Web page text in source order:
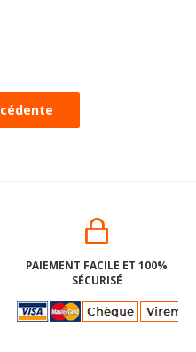
PAIEMENT FACILE ET 100%
SÉCURISÉ